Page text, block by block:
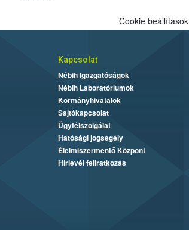
Cookie beállítások
Kapcsolat
Nébih Igazgatóságok
Nébih Laboratóriumok
Kormányhivatalok
Sajtókapcsolat
Ügyfélszolgálat
Hatósági jogsegély
Élelmiszermentő Központ
Hírlevél feliratkozás